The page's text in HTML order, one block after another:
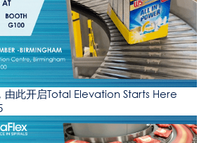
由此开启Total Elevation Starts Here